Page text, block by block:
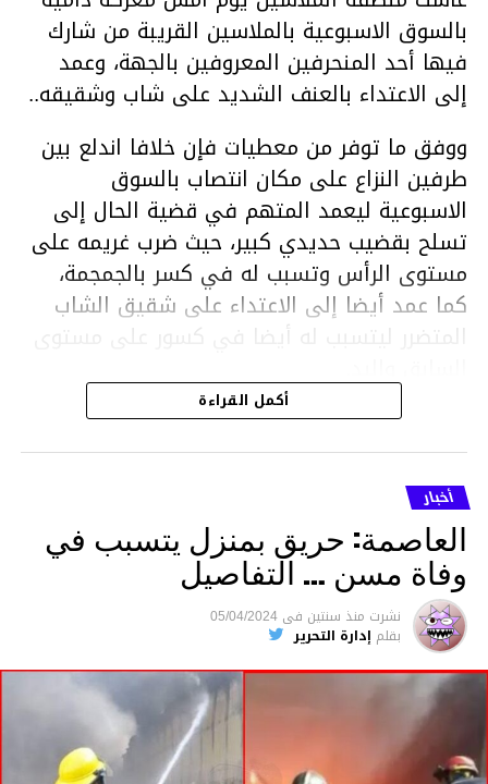
بالسوق الاسبوعية بالملاسين القريبة من شارك
فيها أحد المنحرفين المعروفين بالجهة، وعمد
إلى الاعتداء بالعنف الشديد على شاب وشقيقه..
ووفق ما توفر من معطيات فإن خلافا اندلع بين
طرفين النزاع على مكان انتصاب بالسوق
الاسبوعية ليعمد المتهم في قضية الحال إلى
تسلح بقضيب حديدي كبير، حيث ضرب غريمه على
مستوى الرأس وتسبب له في كسر بالجمجمة،
كما عمد أيضا إلى الاعتداء على شقيق الشاب
المتضرر ليتسبب له أيضا في كسور على مستوى
هذا وقد تمكن أعوان مركز الأمن الوطني بحي
هلال في توقيت قياسي من محاصرة المشتبه به
والقبض عليه وإحالته على التحقيق في خصوص
ما نُسبه إليه.
متابعة
قسم الاخبار
أكمل القراءة
أخبار
العاصمة: حريق بمنزل يتسبب في
وفاة مسن … التفاصيل
نشرت منذ سنتين فى 05/04/2024
بقلم إدارة التحرير